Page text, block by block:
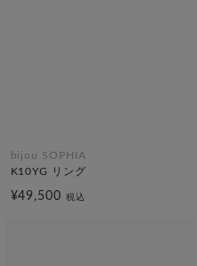
bijou SOPHIA
K10YG リング
¥49,500税込